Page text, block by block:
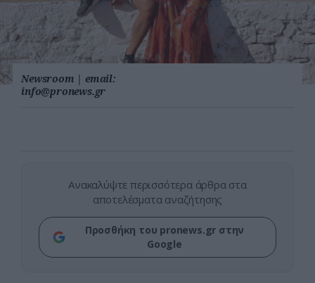
Newsroom | email:
info@pronews.gr
Ανακαλύψτε περισσότερα άρθρα στα
αποτελέσματα αναζήτησης
Προσθήκη του pronews.gr στην
Google